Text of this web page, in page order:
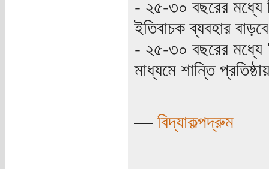
- ২৫-৩০ বছরের মধ্যে
ইতিবাচক ব্যবহার
- ২৫-৩০ বছরের মধ্যে
মাধ্যমে শান্তি
— বিদ্যাকল্পদ্রুম